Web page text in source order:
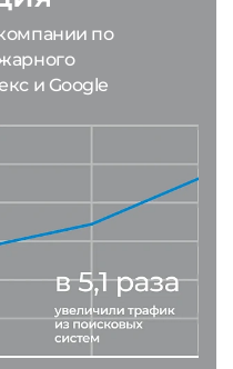
по
и Google